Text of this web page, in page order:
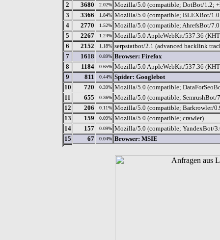
2 3680 2.02% Mozilla/5.0 (compatible; DotBot/1.2;
3
3366 1.84% Mozilla/5.0 (compatible; BLEXBot/
4
2770 1.52% Mozilla/5.0 (compatible; AhrefsBot/
5
2267 1.24% Mozilla/5.0 AppleWebKit/537.36
6
2152 1.18% serpstatbot/2.1 (advanced backlink
7
1618 0.89% Browser: Firefox
8
1184 0.65% Mozilla/5.0 AppleWebKit/537.36
9
811 0.44% Spider: Googlebot
10
720 0.39% Mozilla/5.0 (compatible;
11
655 0.36% Mozilla/5.0 (compatible; SemrushBot/
12
206 0.11% Mozilla/5.0 (compatible; Barkrowler/
13
159 0.09% Mozilla/5.0 (compatible; crawler)
14
157 0.09% Mozilla/5.0 (compatible; YandexBot/
15
67 0.04% Browser: MSIE